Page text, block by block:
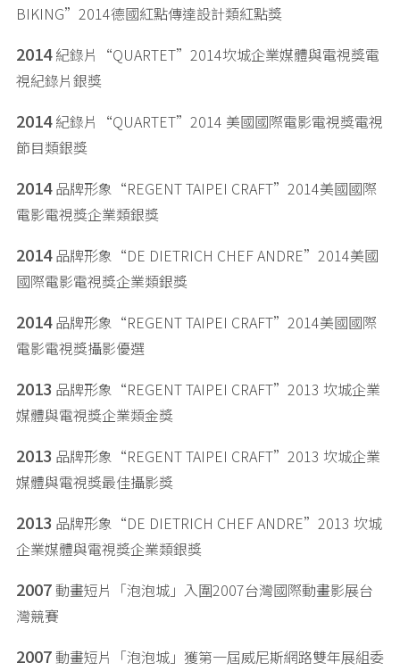
BIKING”2014德國紅點傳達設計類紅點獎
2014紀錄片“QUARTET”2014坎城企業媒體與電視獎電
視紀錄片銀獎
2014紀錄片“QUARTET”2014 美國國際電影電視獎電視
節目類銀獎
2014品牌形象“REGENT TAIPEI CRAFT”2014美國國際
電影電視獎企業類銀獎
2014品牌形象“DE DIETRICH CHEF ANDRE”2014美國
國際電影電視獎企業類銀獎
2014品牌形象“REGENT TAIPEI CRAFT”2014美國國際
電影電視獎攝影優選
2013 品牌形象“REGENT TAIPEI CRAFT”2013 坎城企業
媒體與電視獎企業類金獎
2013 品牌形象“REGENT TAIPEI CRAFT”2013 坎城企業
媒體與電視獎最佳攝影獎
2013 品牌形象“DE DIETRICH CHEF ANDRE”2013 坎城
企業媒體與電視獎企業類銀獎
2007動畫短片「泡泡城」入圍2007台灣國際動畫影展台
灣競賽
2007動畫短片「泡泡城」獲第一屆威尼斯網路雙年展組委